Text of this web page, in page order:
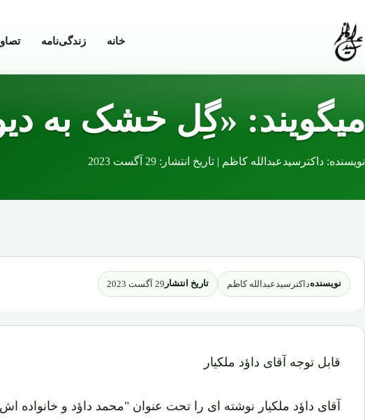
زندگی‌نامه
میگویند: «گِل خشک به
نویسنده: داکترسیدعبدالله کاظم | تاریخ انتشار: 29 آگست 2023
نویسنده داکترسیدعبدالله کاظم تاریخ انتشار 29 آگست 2023
قابل توجه آقای داؤد ملکیار
آقای داؤد ملکیار نوشته ای را تحت عنوان "محمد داؤد و خانواده